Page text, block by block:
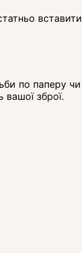
по паперу чи
зброї.